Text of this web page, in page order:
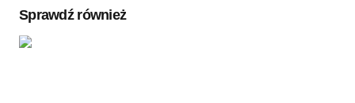
Sprawdź również